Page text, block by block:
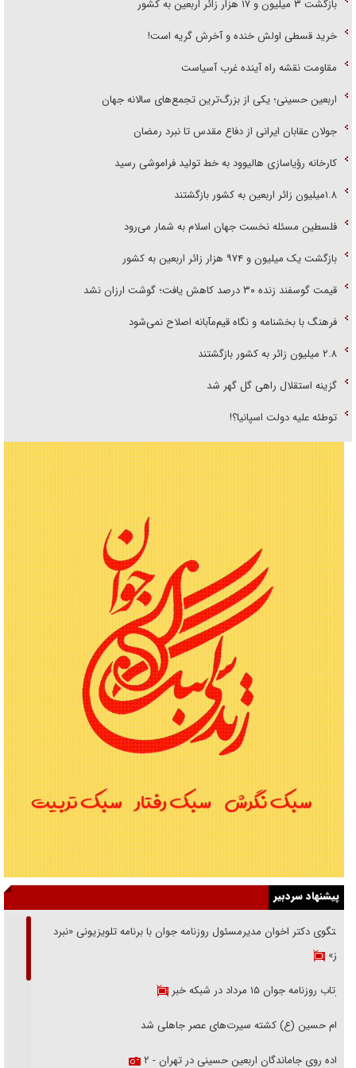
بازگشت ۳ میلیون و ۱۷ هزار زائر اربعین به کشور
خرید قسطی اولش خنده و آخرش گریه است!
مقاومت نقشه راه آینده غرب آسیاست
اربعین حسینی؛ یکی از بزرگ‌ترین تجمع‌های سالانه جهان
جولان عقابان ایرانی از دفاع مقدس تا نبرد رمضان
کارخانه رؤیاسازی هالیوود به خط تولید فراموشی رسید
۱.۸میلیون زائر اربعین به کشور بازگشتند
فلسطین مسئله نخست جهان اسلام به شمار می‌رود
بازگشت یک میلیون و ۹۷۴ هزار زائر اربعین به کشور
قیمت گوسفند زنده ۳۰ درصد کاهش یافت؛ گوشت ارزان نشد
فرهنگ با بخشنامه و نگاه قیم‌مآبانه اصلاح نمی‌شود
۲.۸ میلیون زائر به کشور بازگشتند
گزینه استقلال راهی گل گهر شد
توطئه علیه دولت اسپانیا؟!
پیشنهاد سردبیر
گفتگوی دکتر اخوان مدیرمسئول روزنامه جوان با برنامه تلویزیونی «نبرد
هرمز»
بازتاب روزنامه جوان ۱۵ مرداد در شبکه خبر
امام حسین (ع) کشته سیرت‌های عصر جاهلی شد
پیاده روی جاماندگان اربعین حسینی در تهران - ۲